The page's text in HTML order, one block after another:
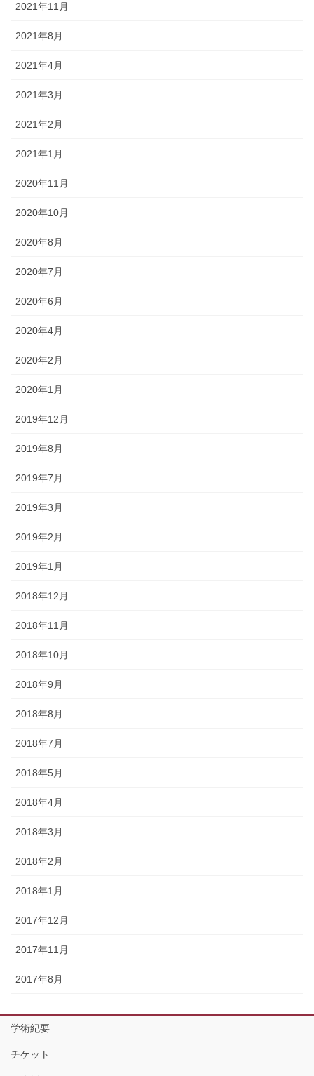
2021年11月
2021年8月
2021年4月
2021年3月
2021年2月
2021年1月
2020年11月
2020年10月
2020年8月
2020年7月
2020年6月
2020年4月
2020年2月
2020年1月
2019年12月
2019年8月
2019年7月
2019年3月
2019年2月
2019年1月
2018年12月
2018年11月
2018年10月
2018年9月
2018年8月
2018年7月
2018年5月
2018年4月
2018年3月
2018年2月
2018年1月
2017年12月
2017年11月
2017年8月
学術紀要
チケット